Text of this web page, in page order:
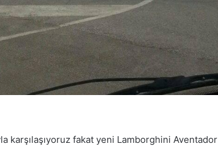
karşılaşıyoruz fakat yeni Lamborghini Aventador